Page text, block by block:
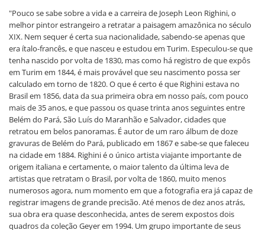
"Pouco se sabe sobre a vida e a carreira de Joseph Leon Righini, o
melhor pintor estrangeiro a retratar a paisagem amazônica no século
XIX. Nem sequer é certa sua nacionalidade, sabendo-se apenas que
era ítalo-francês, e que nasceu e estudou em Turim. Especulou-se que
tenha nascido por volta de 1830, mas como há registro de que expôs
em Turim em 1844, é mais provável que seu nascimento possa ser
calculado em torno de 1820. O que é certo é que Righini estava no
Brasil em 1856, data da sua primeira obra em nosso país, com pouco
mais de 35 anos, e que passou os quase trinta anos seguintes entre
Belém do Pará, São Luís do Maranhão e Salvador, cidades que
retratou em belos panoramas. É autor de um raro álbum de doze
gravuras de Belém do Pará, publicado em 1867 e sabe-se que faleceu
na cidade em 1884. Righini é o único artista viajante importante de
origem italiana e certamente, o maior talento da última leva de
artistas que retratam o Brasil, por volta de 1860, muito menos
numerosos agora, num momento em que a fotografia era já capaz de
registrar imagens de grande precisão. Até menos de dez anos atrás,
sua obra era quase desconhecida, antes de serem expostos dois
quadros da coleção Geyer em 1994. Um grupo importante de seus